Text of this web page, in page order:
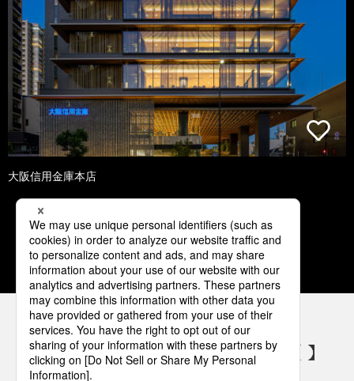
大阪信用金庫本店
1 2 3 4 5
パナソニックの電気設備 SNSアカウント